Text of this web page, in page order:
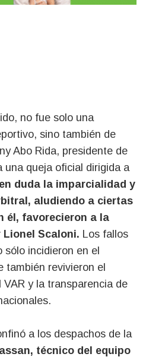
no fue solo una
sino también de
Abo Rida, presidente de
una queja oficial dirigida a
duda la imparcialidad y
aludiendo a ciertas
él, favorecieron a la
Scaloni. Los fallos
sólo incidieron en el
también revivieron el
y la transparencia de
a los despachos de la
técnico del equipo